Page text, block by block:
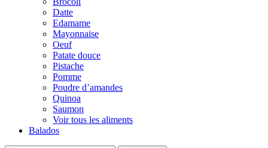
Datte
Edamame
Mayonnaise
Oeuf
Patate douce
Pistache
Pomme
Poudre d’amandes
Quinoa
Saumon
Voir tous les aliments
Balados